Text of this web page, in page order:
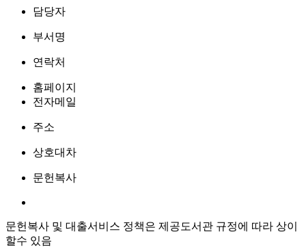
담당자
부서명
연락처
홈페이지
전자메일
주소
상호대차
문헌복사
문헌복사 및 대출서비스 정책은 제공도서관 규정에 따라 상이
할수 있음